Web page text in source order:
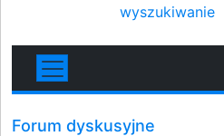
wyszukiwanie
Forum dyskusyjne